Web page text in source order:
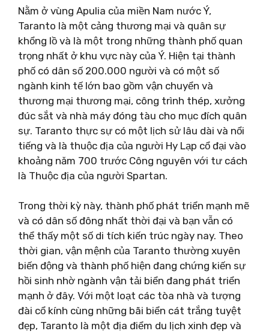
Nằm ở vùng Apulia của miền Nam nước Ý,
Taranto là một cảng thương mại và quân sự
khổng lồ và là một trong những thành phố quan
trọng nhất ở khu vực này của Ý. Hiện tại thành
phố có dân số 200.000 người và có một số
ngành kinh tế lớn bao gồm vận chuyển và
thương mại thương mại, công trình thép, xưởng
đúc sắt và nhà máy đóng tàu cho mục đích quân
sự. Taranto thực sự có một lịch sử lâu dài và nổi
tiếng và là thuộc địa của người Hy Lạp cổ đại vào
khoảng năm 700 trước Công nguyên với tư cách
là Thuộc địa của người Spartan.
Trong thời kỳ này, thành phố phát triển mạnh mẽ
và có dân số đông nhất thời đại và bạn vẫn có
thể thấy một số di tích kiến ​​trúc ngày nay. Theo
thời gian, vận mệnh của Taranto thường xuyên
biến động và thành phố hiện đang chứng kiến ​​sự
hồi sinh nhờ ngành vận tải biển đang phát triển
mạnh ở đây. Với một loạt các tòa nhà và tượng
đài cổ kính cùng những bãi biển cát trắng tuyệt
đẹp, Taranto là một địa điểm du lịch xinh đẹp và